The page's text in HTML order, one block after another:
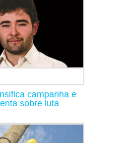
campanha e
sobre luta